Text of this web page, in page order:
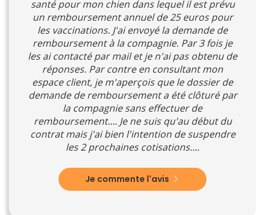
santé pour mon chien dans lequel il est prévu
un remboursement annuel de 25 euros pour
les vaccinations. J'ai envoyé la demande de
remboursement à la compagnie. Par 3 fois je
les ai contacté par mail et je n'ai pas obtenu de
réponses. Par contre en consultant mon
espace client, je m'aperçois que le dossier de
demande de remboursement a été clôturé par
la compagnie sans effectuer de
remboursement.... Je ne suis qu'au début du
contrat mais j'ai bien l'intention de suspendre
les 2 prochaines cotisations....
Je commente l'avis